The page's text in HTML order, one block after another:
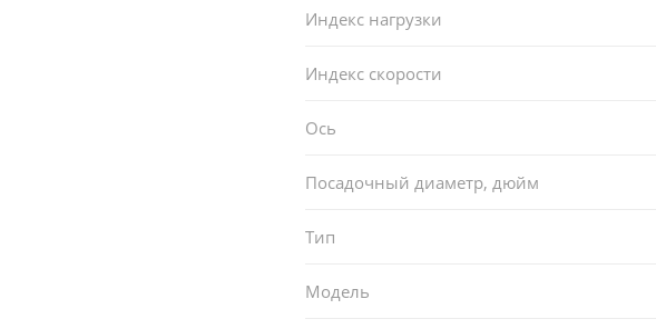
Индекс нагрузки
Индекс скорости
Ось
Посадочный диаметр, дюйм
Тип
Модель